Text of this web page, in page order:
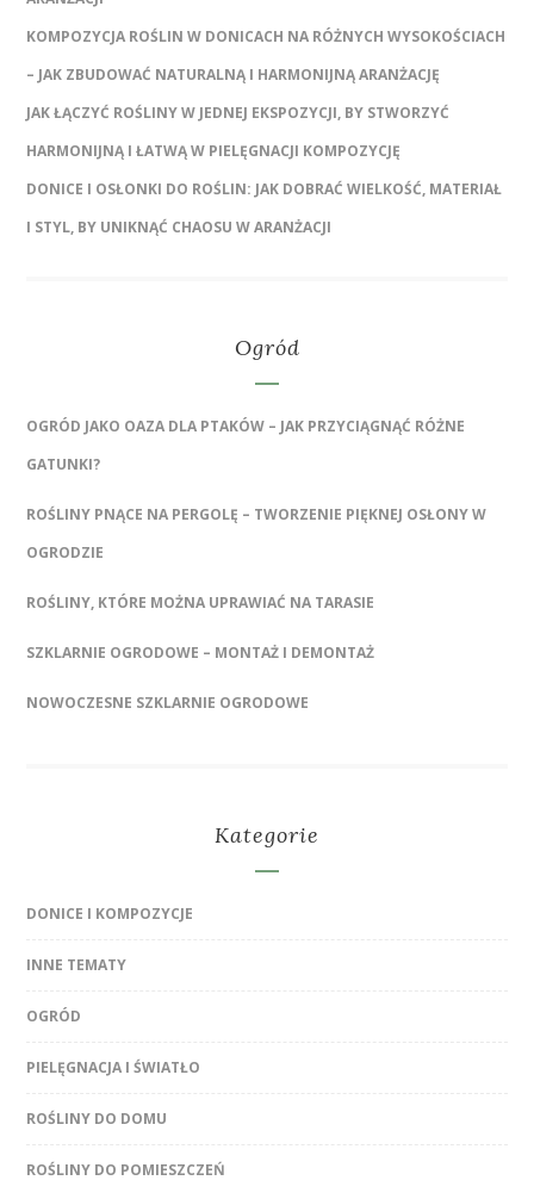
KOMPOZYCJA ROŚLIN W DONICACH NA RÓŻNYCH WYSOKOŚCIACH
– JAK ZBUDOWAĆ NATURALNĄ I HARMONIJNĄ ARANŻACJĘ
JAK ŁĄCZYĆ ROŚLINY W JEDNEJ EKSPOZYCJI, BY STWORZYĆ
HARMONIJNĄ I ŁATWĄ W PIELĘGNACJI KOMPOZYCJĘ
DONICE I OSŁONKI DO ROŚLIN: JAK DOBRAĆ WIELKOŚĆ, MATERIAŁ
I STYL, BY UNIKNĄĆ CHAOSU W ARANŻACJI
Ogród
OGRÓD JAKO OAZA DLA PTAKÓW – JAK PRZYCIĄGNĄĆ RÓŻNE
GATUNKI?
ROŚLINY PNĄCE NA PERGOLĘ – TWORZENIE PIĘKNEJ OSŁONY W
OGRODZIE
ROŚLINY, KTÓRE MOŻNA UPRAWIAĆ NA TARASIE
SZKLARNIE OGRODOWE – MONTAŻ I DEMONTAŻ
NOWOCZESNE SZKLARNIE OGRODOWE
Kategorie
DONICE I KOMPOZYCJE
INNE TEMATY
OGRÓD
PIELĘGNACJA I ŚWIATŁO
ROŚLINY DO DOMU
ROŚLINY DO POMIESZCZEŃ